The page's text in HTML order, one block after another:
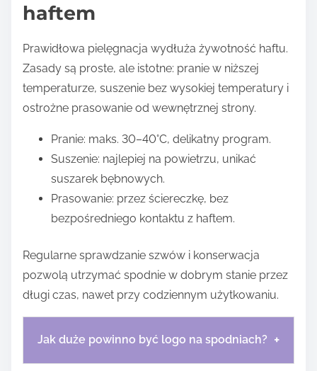
haftem
Prawidłowa pielęgnacja wydłuża żywotność haftu.
Zasady są proste, ale istotne: pranie w niższej
temperaturze, suszenie bez wysokiej temperatury i
ostrożne prasowanie od wewnętrznej strony.
Pranie: maks. 30–40°C, delikatny program.
Suszenie: najlepiej na powietrzu, unikać
suszarek bębnowych.
Prasowanie: przez ściereczkę, bez
bezpośredniego kontaktu z haftem.
Regularne sprawdzanie szwów i konserwacja
pozwolą utrzymać spodnie w dobrym stanie przez
długi czas, nawet przy codziennym użytkowaniu.
Jak duże powinno być logo na spodniach? +